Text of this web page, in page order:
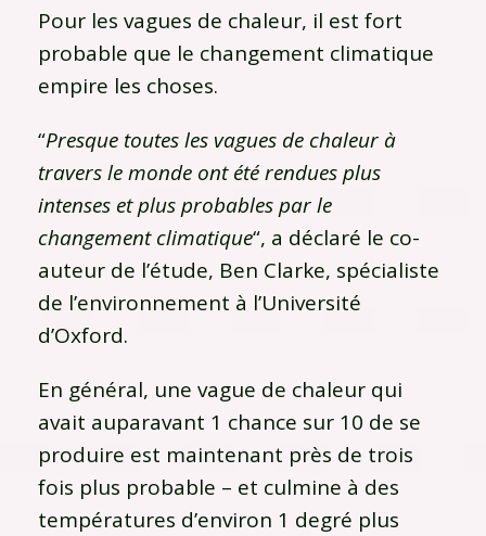
Pour les vagues de chaleur, il est fort
probable que le changement climatique
empire les choses.
“Presque toutes les vagues de chaleur à
travers le monde ont été rendues plus
intenses et plus probables par le
changement climatique“, a déclaré le co-
auteur de l’étude, Ben Clarke, spécialiste
de l’environnement à l’Université
d’Oxford.
En général, une vague de chaleur qui
avait auparavant 1 chance sur 10 de se
produire est maintenant près de trois
fois plus probable – et culmine à des
températures d’environ 1 degré plus